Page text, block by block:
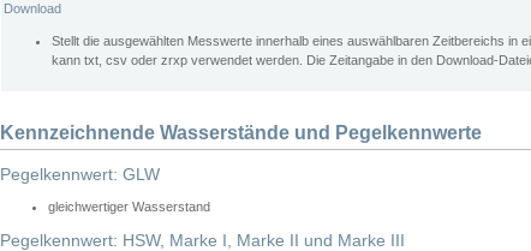
Download
Stellt die ausgewählten Messwerte innerhalb eines auswählbaren Zeitbereichs in
kann txt, csv oder zrxp verwendet werden. Die Zeitangabe in den Download-
Kennzeichnende Wasserstände und Pegelkennwerte
Pegelkennwert: GLW
gleichwertiger Wasserstand
Pegelkennwert: HSW, Marke I, Marke II und Marke III